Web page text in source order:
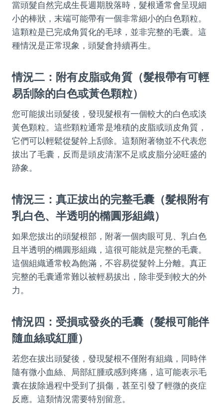
當頭髮自然完成生長週期脫落時，髮根通常會呈現細
小的棒狀，末端可能帶有一個非常細小的白色顆粒。
這顆粒是已完成角質化的毛球，並非完整的毛囊。這
種情況是正常現象，頭髮會持續再生。
情況二：附有皮脂或角質（髮根帶有可輕
易刮除的白色或黃色顆粒）
您可能拔出頭髮後，發現髮根有一個較大的白色或淡
黃色顆粒。這些顆粒通常是堆積的皮脂或頭皮角質，
它們可以輕鬆從髮幹上刮除。這類附著物並不代表您
拔出了毛囊，反而是頭皮清潔不足或皮脂分泌旺盛的
跡象。
情況三：真正拔出的完整毛囊（髮根附有
乳白色、半透明的橢圓形組織）
如果您拔出的頭髮根部，附著一個肉眼可見、乳白色
且半透明的橢圓形組織，這很可能就是完整的毛囊。
這個組織通常較為飽滿，不容易從髮幹上分離。真正
完整的毛囊通常難以被輕易拔出，除非受到較大的外
力。
情況四：受損或發炎的毛囊（髮根可能伴
隨血絲或紅腫）
若您在拔出頭髮後，發現髮根不僅附有組織，同時伴
隨有微小血絲、局部紅腫或感到疼痛，這可能表示毛
囊在拔除過程中受到了損傷，甚至引發了輕微的炎症
反應。這類情況需要特別留意。